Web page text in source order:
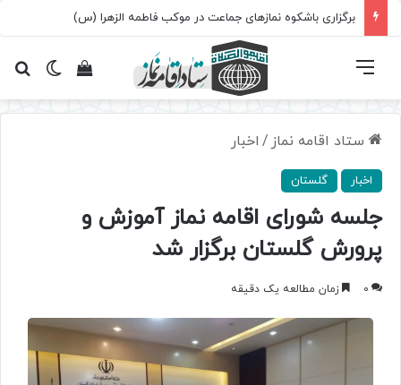
برگزاری باشکوه نمازهای جماعت در موکب فاطمه الزهرا (س)
تغییرمشاهده فهرست
ستاد اقامه نماز / اخبار
اخبار گلستان
جلسه شورای اقامه نماز آموزش و
پرورش گلستان برگزار شد
0 زمان مطالعه یک دقیقه